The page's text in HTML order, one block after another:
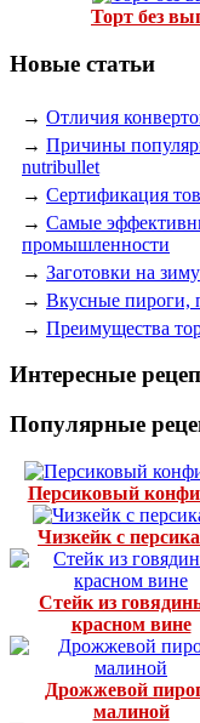
Торт без
Новые статьи
→ Отличия
→ Причины
nutribullet
→ Сертификация
→ Самые
промышленности
→ Заготовки на зиму
→ Вкусные пироги,
→ Преимущества
Интересные
Популярные
Персиковый
Чизкейк с
Стейк из
красном вине
Дрожжевой
малиной